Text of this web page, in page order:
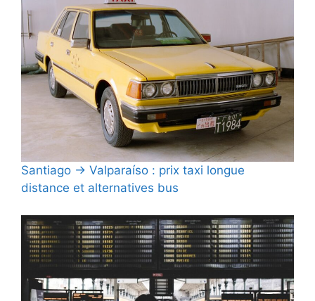
Santiago → Valparaíso : prix taxi longue
distance et alternatives bus